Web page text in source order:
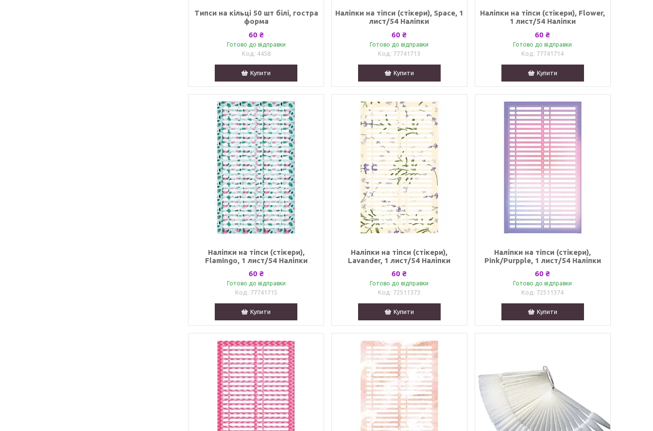
Типси на кільці 50 шт білі, гостра
форма
60 ₴
Готово до відправки
4458
Купити
Наліпки на тіпси (стікери), Space, 1
лист/54 Наліпки
60 ₴
Готово до відправки
77741713
Купити
Наліпки на тіпси (стікери), Flower,
1 лист/54 Наліпки
60 ₴
Готово до відправки
77741714
Купити
Наліпки на тіпси (стікери),
Flamingo, 1 лист/54 Наліпки
60 ₴
Готово до відправки
77741715
Купити
Наліпки на тіпси (стікери),
Lavander, 1 лист/54 Наліпки
60 ₴
Готово до відправки
72511373
Купити
Наліпки на тіпси (стікери),
Pink/Purpple, 1 лист/54 Наліпки
60 ₴
Готово до відправки
72511374
Купити